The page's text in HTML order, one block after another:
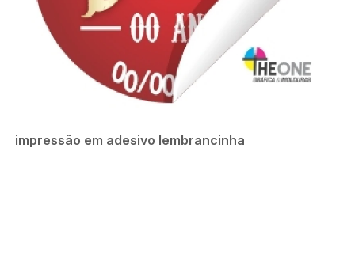
impressão em adesivo lembrancinha